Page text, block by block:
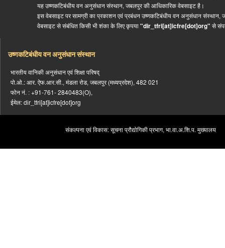
यह उष्णकटिबंधीय वन अनुसंधान संस्थान, जबलपुर की आधिकारिक वेबसाइट है।
इस वेबसाइट पर सामग्री का प्रकाशन एवं प्रबंधन उष्णकटिबंधीय वन अनुसंधान संस्थान,
वेबसाइट से संबंधित किसी भी शंका के लिए कृपया"dir_tfri[at]icfre[dot]org" से
उष्णकटिबंधीय वन अनुसंधान संस्थान
भारतीय वानिकी अनुसंधान एवं शिक्षा परिषद्
पो.ओ.: आर. ऐफ.आर.सी., मंडला रोड, जबलपुर (मध्यप्रदेश), 482 021
फोन नं. : +91-761- 2840483(O),
ईमेल: dir_tfri[at]icfre[dot]org
संकल्पना एवं विकास: सूचना प्रौद्योगिकी प्रभाग, भा.वा.अ.शि.प. मुख्यालय